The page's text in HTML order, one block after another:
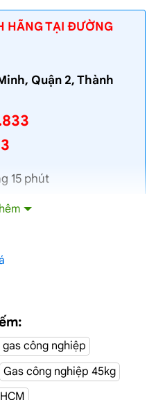
HÃNG TẠI ĐƯỜNG
Quận 2, Thành
15 phút
cao, bình gas được
yết trên web
phí
Minh, Quận 2
hơn 100 cửa hàng tại
gas công nghiệp
Gas công nghiệp 45kg